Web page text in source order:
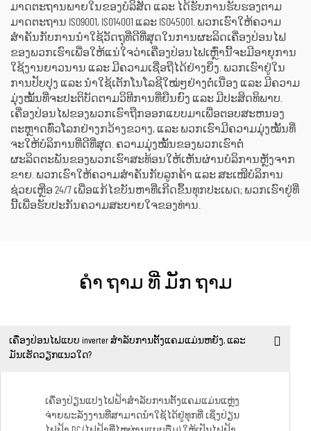
ມາດຕະຖານພາຍໃນຂອງບໍລິສັດ ແລະ ໄດ້ຮັບການຮັບຮອງຕາມ
ມາດຕະຖານ ISO9001, ISO14001 ແລະ ISO45001. ພວກເຮົາໃຫ້ຄວາມ
ສຳຄັນກັບການນຳໃຊ້ວັດຖຸທີ່ດີທີ່ສຸດໃນການຜະລິດເຄື່ອງປ່ອນໄຟ
ຂອງພວກເຮົາເພື່ອໃຫ້ແນ່ໃຈວ່າເຄື່ອງປ່ອນໄຟເຫຼົ່ານີ້ຈະມີອາຍຸການ
ໃຊ້ງານຍາວນານ ແລະ ມີຄວາມເຊື່ອຖືໄດ້ຢ່າງຍິ່ງ. ພວກເຮົາຢູ່ໃນ
ການປັບປຸງ ແລະ ນຳໃຊ້ເຕັກໂນໂລຊີໃໝ່ໆຢ່າງຕໍ່ເນື່ອງ ແລະ ມີຄວາມ
ມຸ່ງໝັ້ນທີ່ຈະປະຕິບັດຕາມວິທີການທີ່ຍືນຍົງ ແລະ ມີປະສິດທິພາບ.
ເຄື່ອງປ່ອນໄຟຂອງພວກເຮົາຖືກອອກແບບມາເພື່ອຕອບສະຫນອງ
ຕະຫຼາດທົ່ວໂລກຢ່າງກວ້າງຂວາງ, ແລະ ພວກເຮົາມີຄວາມມຸ່ງໝັ້ນທີ່
ຈະໃຫ້ບໍລິການທີ່ດີທີ່ສຸດ. ຄວາມມຸ່ງໝັ້ນຂອງພວກເຮົາຕໍ່
ຜະລິດຕະພັນຂອງພວກເຮົາສະທ້ອນໃຫ້ເຫັນຜ່ານບໍລິການຫຼັງຈາກ
ຂາຍ. ພວກເຮົາໃຫ້ຄວາມສຳຄັນກັບລູກຄ້າ ແລະ ສະເໜີບໍລິການ
ຊ່ວຍເຫຼືອ 24/7 ເພື່ອແກ້ໄຂບັນຫາທີ່ເກີດຂຶ້ນທຸກປະເພດ; ພວກເຮົາຢູ່ທີ່
ນີ້ເພື່ອຮັບປະກັນຄວາມສະບາຍໃຈຂອງທ່ານ.
ຄໍາ ຖາມ ທີ່ ມັກ ຖາມ
ເຄື່ອງປ່ອນໄຟແບບ inverter ສຳລັບການຕັ້ງແຄມແມ່ນຫຍັງ, ແລະ
ມັນເຮັດວຽກແນວໃດ?
ເຄື່ອງປ່ຽນແປງໄຟຟ້າສຳລັບການຕັ້ງແຄມແມ່ນແຫຼ່ງ
ຈ່າຍພະລັງງານທີ່ສາມາດນຳໃຊ້ໄດ້ຢູ່ທຸກທີ່ ເຊິ່ງປ່ຽນ